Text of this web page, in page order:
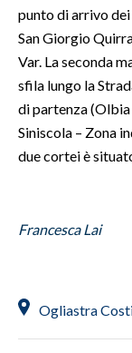
punto di arrivo
San Giorgio
Var. La seconda
sfila lungo la
di partenza (Olbia
Siniscola – Zona
due cortei è
Francesca Lai
Ogliastra